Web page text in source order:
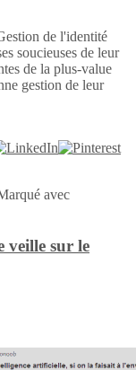
de l'identité
soucieuses de leur
de la plus-value
gestion de leur
avec
veille sur le